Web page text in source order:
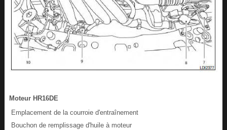
Moteur HR16DE
Emplacement de la courroie d'entraînement
Bouchon de remplissage d'huile à moteur